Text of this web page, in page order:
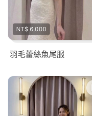
NT$ 6,000
羽毛蕾絲魚尾服